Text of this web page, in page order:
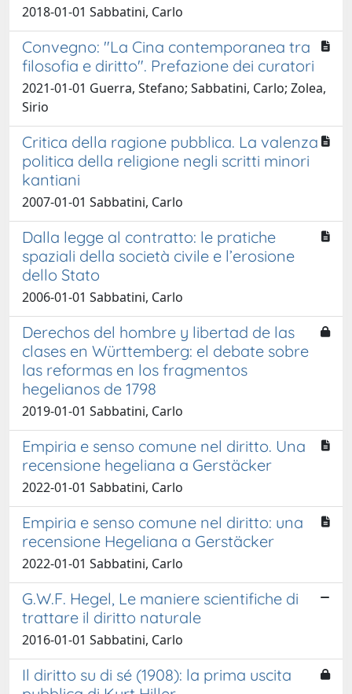
2018-01-01 Sabbatini, Carlo
Convegno: "La Cina contemporanea tra
filosofia e diritto". Prefazione dei curatori
2021-01-01 Guerra, Stefano; Sabbatini, Carlo; Zolea,
Sirio
Critica della ragione pubblica. La valenza
politica della religione negli scritti minori
kantiani
2007-01-01 Sabbatini, Carlo
Dalla legge al contratto: le pratiche
spaziali della società civile e l’erosione
dello Stato
2006-01-01 Sabbatini, Carlo
Derechos del hombre y libertad de las
clases en Württemberg: el debate sobre
las reformas en los fragmentos
hegelianos de 1798
2019-01-01 Sabbatini, Carlo
Empiria e senso comune nel diritto. Una
recensione hegeliana a Gerstäcker
2022-01-01 Sabbatini, Carlo
Empiria e senso comune nel diritto: una
recensione Hegeliana a Gerstäcker
2022-01-01 Sabbatini, Carlo
G.W.F. Hegel, Le maniere scientifiche di
trattare il diritto naturale
2016-01-01 Sabbatini, Carlo
Il diritto su di sé (1908): la prima uscita